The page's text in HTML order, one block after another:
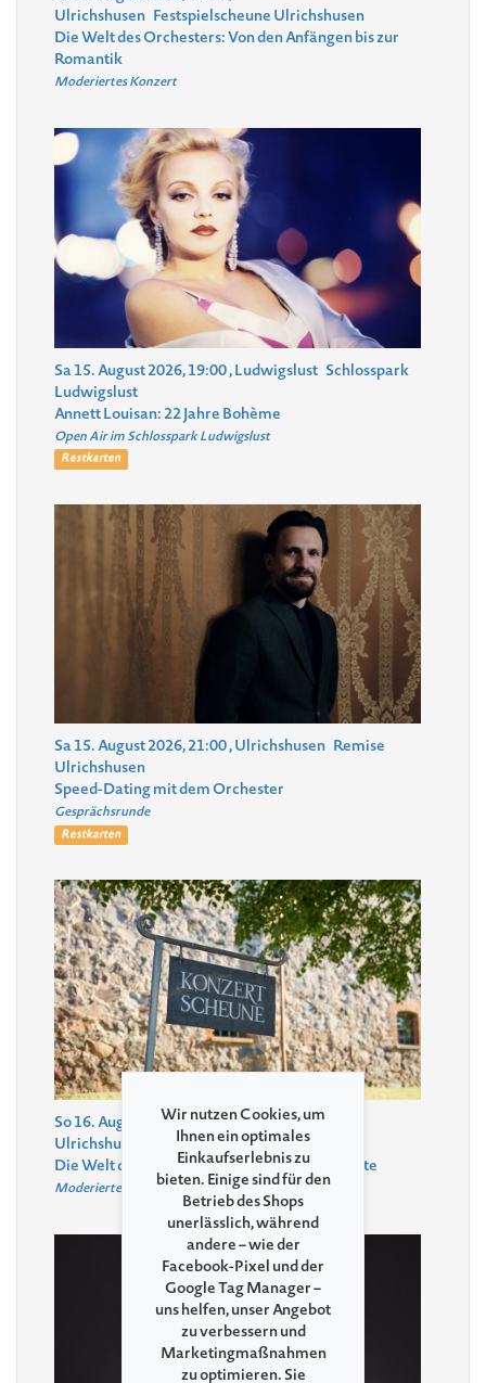
Ulrichshusen Festspielscheune Ulrichshusen
Die Welt des Orchesters: Von den Anfängen bis zur
Romantik
Moderiertes Konzert
Sa 15. August 2026, 19:00, Ludwigslust Schlosspark
Ludwigslust
Annett Louisan: 22 Jahre Bohème
Open Air im Schlosspark Ludwigslust
Restkarten
Sa 15. August 2026, 21:00, Ulrichshusen Remise
Ulrichshusen
Speed-Dating mit dem Orchester
Gesprächsrunde
Restkarten
So 16. August 2026, 11:00,
Ulrichshusen
Festspielscheune Ulrichshusen
Die Welt des Orchesters: Von Wagner bis heute
Moderiertes Konzert
Wir nutzen Cookies, um
Ihnen ein optimales
Einkaufserlebnis zu
bieten. Einige sind für den
Betrieb des Shops
unerlässlich, während
andere – wie der
Facebook-Pixel und der
Google Tag Manager –
uns helfen, unser Angebot
zu verbessern und
Marketingmaßnahmen
zu optimieren. Sie